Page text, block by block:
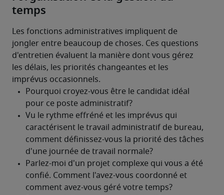
temps
Les fonctions administratives impliquent de
jongler entre beaucoup de choses. Ces questions
d'entretien évaluent la manière dont vous gérez
les délais, les priorités changeantes et les
imprévus occasionnels.